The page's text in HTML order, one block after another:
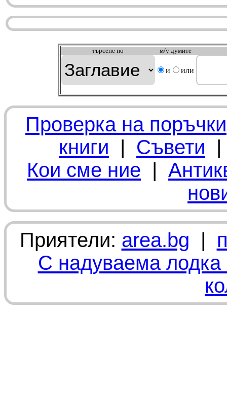
търсeне по м/у думите
и или
Проверка на поръчки
книги | Съвети
Кои сме ние |
Приятели: area.bg |
С надуваема лодка